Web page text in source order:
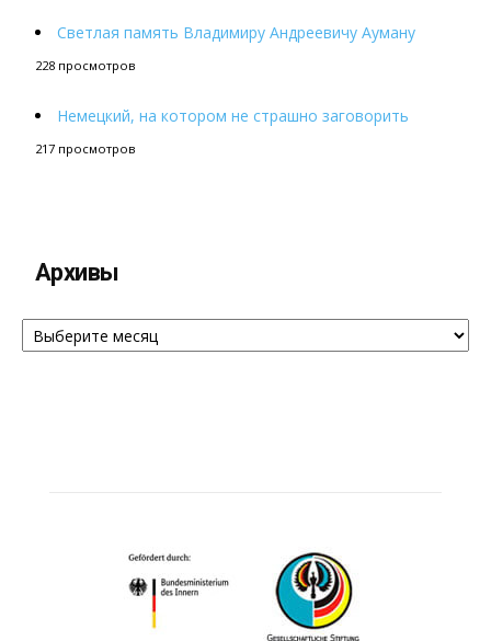
Светлая память Владимиру Андреевичу Ауману
228 просмотров
Немецкий, на котором не страшно заговорить
217 просмотров
Архивы
Архивы